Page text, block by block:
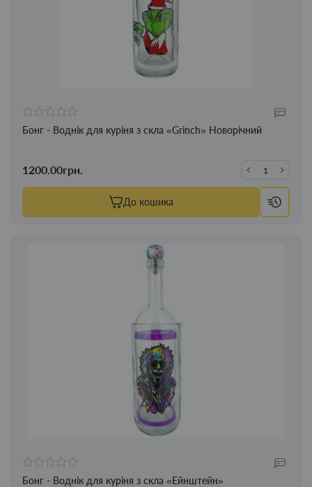
Бонг - Воднік для куріня з скла «Grinch» Новорічний
1200.00грн.
До кошика
Бонг - Воднік для куріня з скла «Ейнштейн»